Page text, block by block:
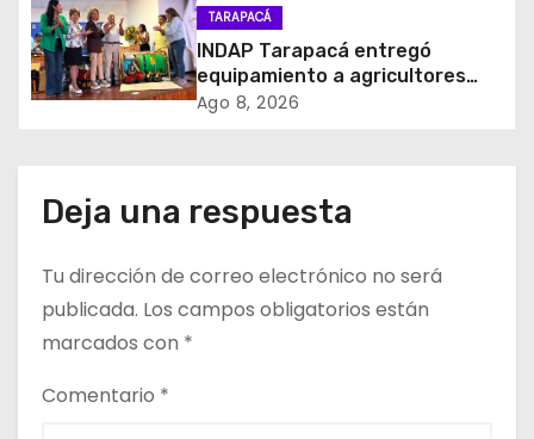
e
n
r
d
a
s
mundial Raúl Choque
TARAPACÁ
INDAP Tarapacá entregó
equipamiento a agricultores
para prevenir la mosca de la
Ago 8, 2026
Deja una respuesta
Tu dirección de correo electrónico no será
publicada. Los campos obligatorios están
marcados con *
Comentario *